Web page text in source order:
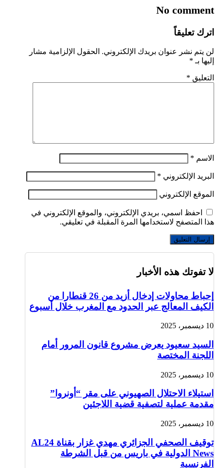
No comment
اترك تعليقاً
لن يتم نشر عنوان بريدك الإلكتروني. الحقول الإلزامية مشار
إليها بـ *
التعليق *
الاسم *
البريد الإلكتروني *
الموقع الإلكتروني
احفظ اسمي، بريدي الإلكتروني، والموقع الإلكتروني في
هذا المتصفح لاستخدامها المرة المقبلة في تعليقي.
لا تفوتك هذه الأخبار
إحباط محاولات إدخال أزيد من 26 قنطارا من
الكيف المعالج عبر الحدود مع المغرب خلال أسبوع
10 ديسمبر، 2025
السيد سعيود يعرض مشروع قانون المرور أمام
اللجنة المختصة
10 ديسمبر، 2025
استيلاء الاحتلال الصهيوني على مقر “أونروا”
مقدمة عملية لتصفية قضية اللاجئين
10 ديسمبر، 2025
توقيف الصحفي الجزائري مهدي غزار بقناة AL24
News الدولية في باريس من قبل الشرطة
الفرنسية